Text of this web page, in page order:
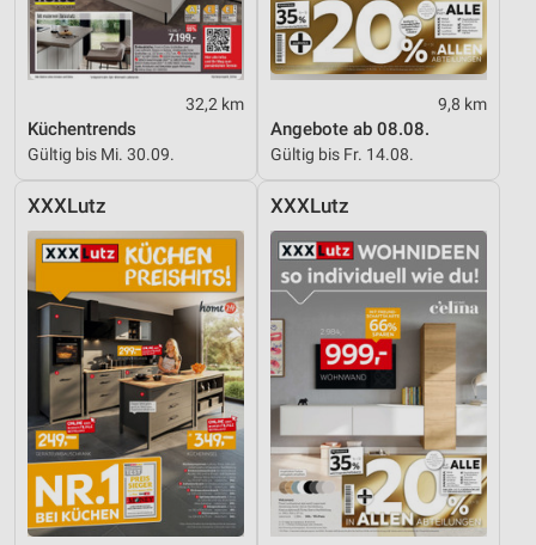
32,2 km
Küchentrends
Gültig bis Mi. 30.09.
9,8 km
Angebote ab 08.08.
Gültig bis Fr. 14.08.
XXXLutz XXXLutz
Erstellung von Profilen für personalisierte
Werbung
Verwendung von Profilen zur Auswahl
von Inhalten
Verwendung von Profilen zur Auswahl
personalisierter Inhalte
Messung der Werbeleistung
Messung der Performance von Inhalten
Analyse von Zielgruppen durch Statistiken oder
Kombinationen von Daten aus verschiedenen
Quellen
Entwicklung und Verbesserung der Angebote